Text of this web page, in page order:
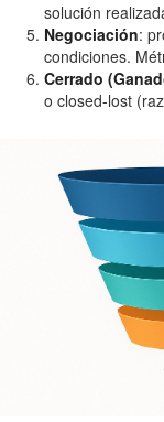
solución
Negociación:
condiciones.
Cerrado
o closed-lost